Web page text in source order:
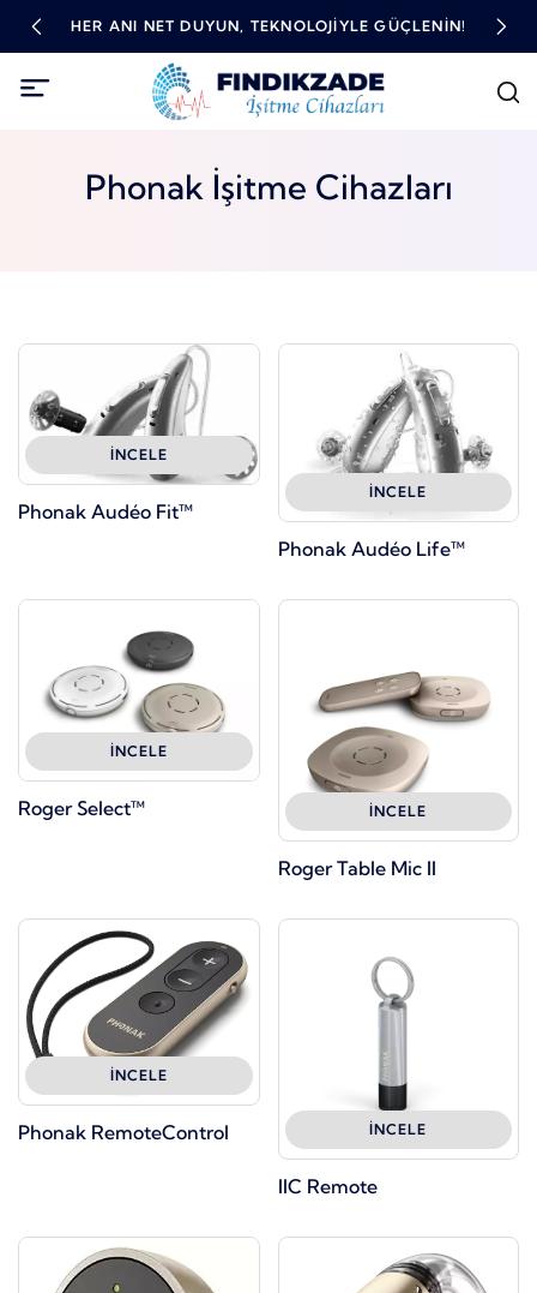
HER ANI NET DUYUN, TEKNOLOJIYLE GÜÇLENIN!
Phonak İşitme Cihazları
İNCELE
Phonak Audéo Fit™
İNCELE
Phonak Audéo Life™
İNCELE
Roger Select™ İNCELE
Roger Table Mic II
İNCELE
Phonak RemoteControl İNCELE
IIC Remote